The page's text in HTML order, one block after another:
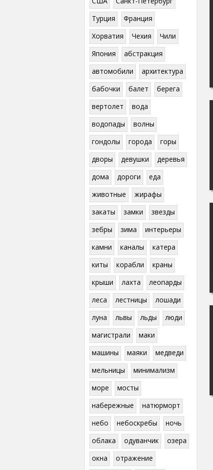
Турция
Франция
Хорватия
Чехия
Чили
Япония
абстракция
автомобили
архитектура
бабочки
балет
берега
вертолет
вода
водопады
волны
гондолы
города
горы
дворы
девушки
деревья
дома
дороги
еда
животные
жирафы
закаты
замки
звезды
зебры
зима
интерьеры
камни
каналы
катера
киты
корабли
краны
крыши
лахта
леопарды
леса
лестницы
лошади
луна
львы льды
люди
магистрали
маки
машины
маяки
медведи
мельницы
минимализм
море
мосты
набережные
натюрморт
небо
небоскребы
ночь
облака
одуванчик
озера
окна
отражение